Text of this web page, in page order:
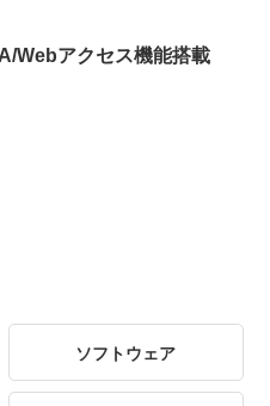
Webアクセス機能搭載
ソフトウェア